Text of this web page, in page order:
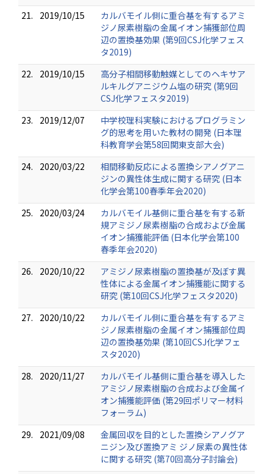
21.
2019/10/15
カルバモイル側に重合基を有するアミ
ジノ尿素樹脂の金属イオン捕獲部位周
辺の置換基効果 (第9回CSJ化学フェス
タ2019)
22.
2019/10/15
高分子相間移動触媒としてのヘキサア
ルキルグアニジウム塩の研究 (第9回
CSJ化学フェスタ2019)
23.
2019/12/07
中学校理科実験におけるプログラミン
グ的思考を用いた教材の開発 (日本理
科教育学会第58回関東支部大会)
24.
2020/03/22
相間移動反応による置換シアノグアニ
ジンの異性体生成に関する研究 (日本
化学会第100春季年会2020)
25.
2020/03/24
カルバモイル基側に重合基を有する新
規アミジノ尿素樹脂の合成および金属
イオン捕獲能評価 (日本化学会第100
春季年会2020)
26.
2020/10/22
アミジノ尿素樹脂の置換基が及ぼす異
性体による金属イオン捕獲能に関する
研究 (第10回CSJ化学フェスタ2020)
27.
2020/10/22
カルバモイル側に重合基を有するアミ
ジノ尿素樹脂の金属イオン捕獲部位周
辺の置換基効果 (第10回CSJ化学フェ
スタ2020)
28.
2020/11/27
カルバモイル基側に重合基を導入した
アミジノ尿素樹脂の合成および金属イ
オン捕獲能評価 (第29回ポリマー材料
フォーラム)
29.
2021/09/08
金属回収を目的とした置換シアノグア
ニジン及び置換アミ ジノ尿素の異性体
に関する研究 (第70回高分子討論会)